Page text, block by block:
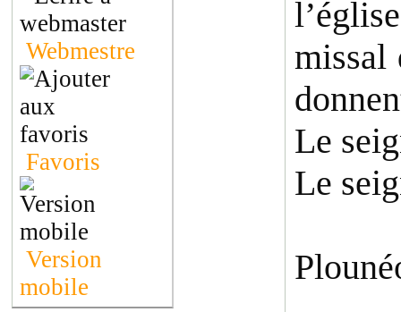
Webmestre
Favoris
Version
mobile
missal
Le
Le